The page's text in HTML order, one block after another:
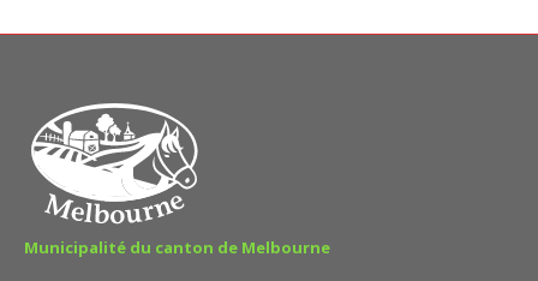
Municipalité du canton de Melbourne